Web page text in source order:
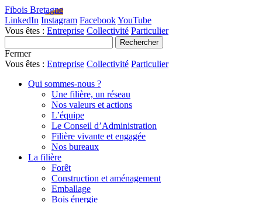
Fibois Bretagne
LinkedIn Instagram FacebookYouTube
Vous êtes : Entreprise Collectivité Particulier
Fermer
Vous êtes : Entreprise Collectivité Particulier
Qui sommes-nous ?
Une filière, un réseau
Nos valeurs et actions
L’équipe
Le Conseil d’Administration
Filière vivante et engagée
Nos bureaux
La filière
Forêt
Construction et aménagement
Emballage
Bois énergie